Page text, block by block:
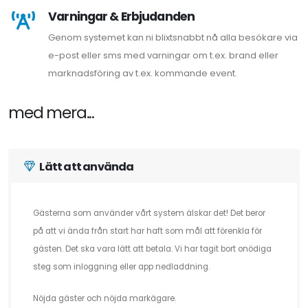
Varningar & Erbjudanden
Genom systemet kan ni blixtsnabbt nå alla besökare via
e-post eller sms med varningar om t.ex. brand eller
marknadsföring av t.ex. kommande event.
med mera...
Lätt att använda
Gästerna som använder vårt system älskar det! Det beror
på att vi ända från start har haft som mål att förenkla för
gästen. Det ska vara lätt att betala. Vi har tagit bort onödiga
steg som inloggning eller app nedladdning.
Nöjda gäster och nöjda markägare.